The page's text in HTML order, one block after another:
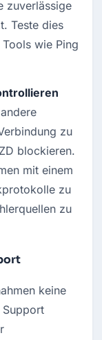
zuverlässige
Teste dies
wie Ping
zu
blockieren.
mit einem
zu
zu
keine